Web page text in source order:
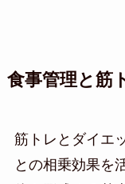
食事管理と筋
筋トレとダイエ
との相乗効果を